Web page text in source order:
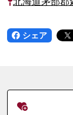
シェア